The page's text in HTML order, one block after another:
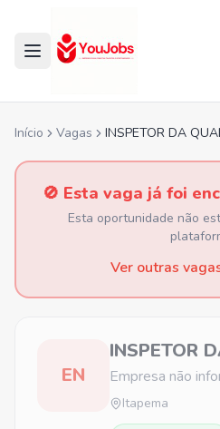
Início Vagas INSPETOR DA
🚫 Esta vaga já foi
Esta oportunidade não
Ver outras
EN
INSPETOR
Empresa não
Itapema